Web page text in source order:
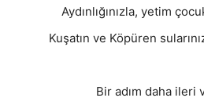
Aydınlığınızla, yetim
Kuşatın ve Köpüren
Bir adım daha ileri